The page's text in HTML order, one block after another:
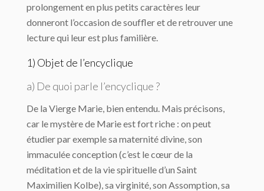
prolongement en plus petits caractères leur
donneront l’occasion de souffler et de retrouver une
lecture qui leur est plus familière.
1) Objet de l’encyclique
a) De quoi parle l’encyclique ?
De la Vierge Marie, bien entendu. Mais précisons,
car le mystère de Marie est fort riche : on peut
étudier par exemple sa maternité divine, son
immaculée conception (c’est le cœur de la
méditation et de la vie spirituelle d’un Saint
Maximilien Kolbe), sa virginité, son Assomption, sa